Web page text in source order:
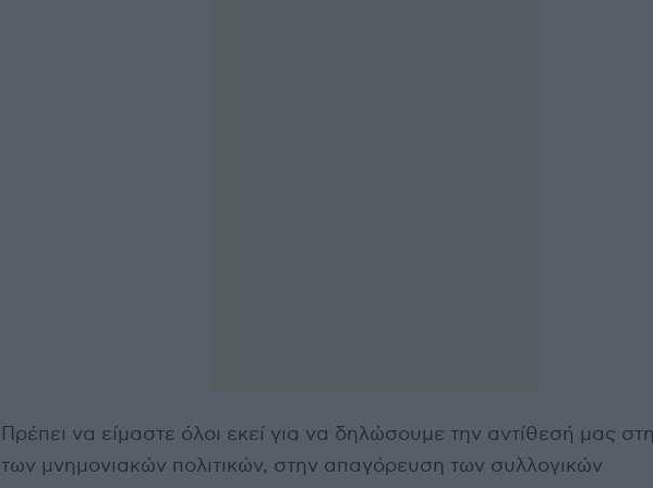
Πρέπει να είμαστε όλοι εκεί για να δηλώσουμε την αντίθεσή μας
των μνημονιακών πολιτικών, στην απαγόρευση των συλλογικών